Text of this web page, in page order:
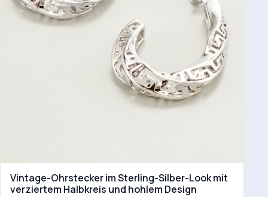
Vintage-Ohrstecker im Sterling-Silber-Look mit
verziertem Halbkreis und hohlem Design